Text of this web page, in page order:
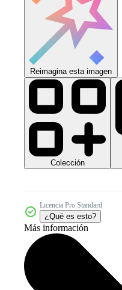
Reimagina esta imagen
Colección
Licencia Pro Standard
¿Qué es esto?
Más información